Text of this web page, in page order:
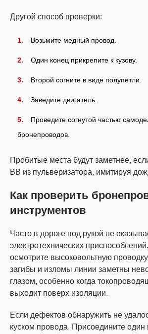
Другой способ проверки:
Возьмите медный провод.
Один конец прикрепите к кузову.
Второй согните в виде полупетли.
Заведите двигатель.
Проведите согнутой частью
бронепроводов.
Пробитые места будут заметнее,
ВВ из пульверизатора, имитируя
Как проверить
инструментов
Часто в дороге под рукой не
электротехнических
осмотрите высоковольтную
загибы и изломы линии заметны
глазом, особенно когда
выходит поверх изоляции.
Если дефектов обнаружить не
куском провода. Присоедините один